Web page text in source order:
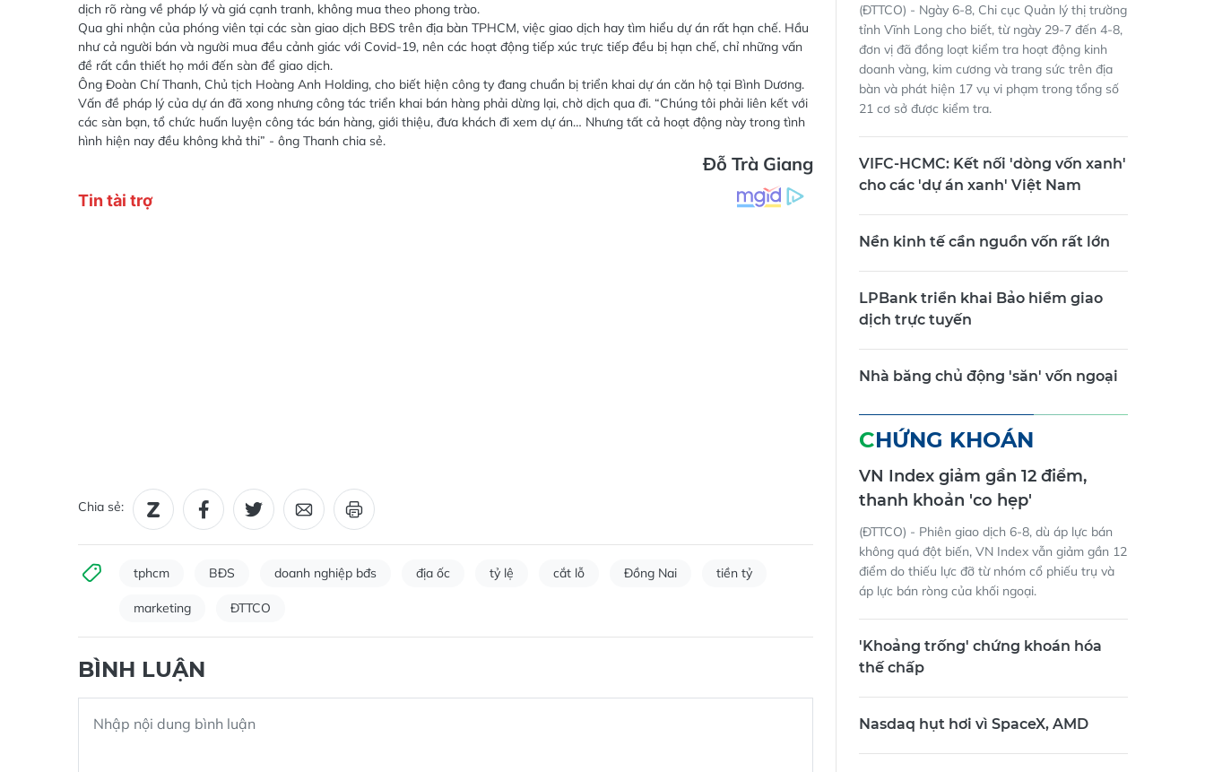
dịch rõ ràng về pháp lý và giá cạnh tranh, không mua theo phong trào.
Qua ghi nhận của phóng viên tại các sàn giao dịch BĐS trên địa bàn TPHCM, việc giao dịch hay tìm hiểu dự án rất hạn chế. Hầu
như cả người bán và người mua đều cảnh giác với Covid-19, nên các hoạt động tiếp xúc trực tiếp đều bị hạn chế, chỉ những vấn
đề rất cần thiết họ mới đến sàn để giao dịch.
Ông Đoàn Chí Thanh, Chủ tịch Hoàng Anh Holding, cho biết hiện công ty đang chuẩn bị triển khai dự án căn hộ tại Bình Dương.
Vấn đề pháp lý của dự án đã xong nhưng công tác triển khai bán hàng phải dừng lại, chờ dịch qua đi. “Chúng tôi phải liên kết với
các sàn bạn, tổ chức huấn luyện công tác bán hàng, giới thiệu, đưa khách đi xem dự án… Nhưng tất cả hoạt động này trong tình
hình hiện nay đều không khả thi” - ông Thanh chia sẻ.
Đỗ Trà Giang
Chia sẻ:
tphcm BĐS doanh nghiệp bđs địa ốc tỷ lệ cắt lỗ Đồng Nai tiền tỷ
marketing ĐTTCO
BÌNH LUẬN
(ĐTTCO) - Ngày 6-8, Chi cục Quản lý thị trường
tỉnh Vĩnh Long cho biết, từ ngày 29-7 đến 4-8,
đơn vị đã đồng loạt kiểm tra hoạt động kinh
doanh vàng, kim cương và trang sức trên địa
bàn và phát hiện 17 vụ vi phạm trong tổng số
21 cơ sở được kiểm tra.
VIFC-HCMC: Kết nối 'dòng vốn xanh'
cho các 'dự án xanh' Việt Nam
Nền kinh tế cần nguồn vốn rất lớn
LPBank triển khai Bảo hiểm giao
dịch trực tuyến
Nhà băng chủ động 'săn' vốn ngoại
CHỨNG KHOÁN
VN Index giảm gần 12 điểm,
thanh khoản 'co hẹp'
(ĐTTCO) - Phiên giao dịch 6-8, dù áp lực bán
không quá đột biến, VN Index vẫn giảm gần 12
điểm do thiếu lực đỡ từ nhóm cổ phiếu trụ và
áp lực bán ròng của khối ngoại.
'Khoảng trống' chứng khoán hóa
thế chấp
Nasdaq hụt hơi vì SpaceX, AMD